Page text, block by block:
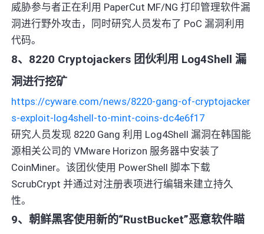
威胁参与者正在利用 PaperCut MF/NG 打印管理软件漏
洞进行野外攻击，同时研究人员发布了 PoC 漏洞利用
代码。
8、8220 Cryptojackers 团伙利用 Log4Shell 漏
洞进行挖矿
https://cyware.com/news/8220-gang-of-cryptojacker
s-exploit-log4shell-to-mint-coins-dc4e6f17
研究人员发现 8220 Gang 利用 Log4Shell 漏洞在韩国能
源相关公司的 VMware Horizon 服务器中安装了
CoinMiner。该团伙使用 PowerShell 脚本下载
ScrubCrypt 并通过对注册表项进行编辑来建立持久
性。
9、朝鲜黑客使用新的“RustBucket”恶意软件瞄